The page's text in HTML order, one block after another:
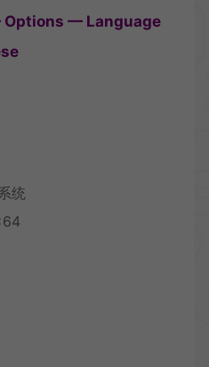
Options — Language
统